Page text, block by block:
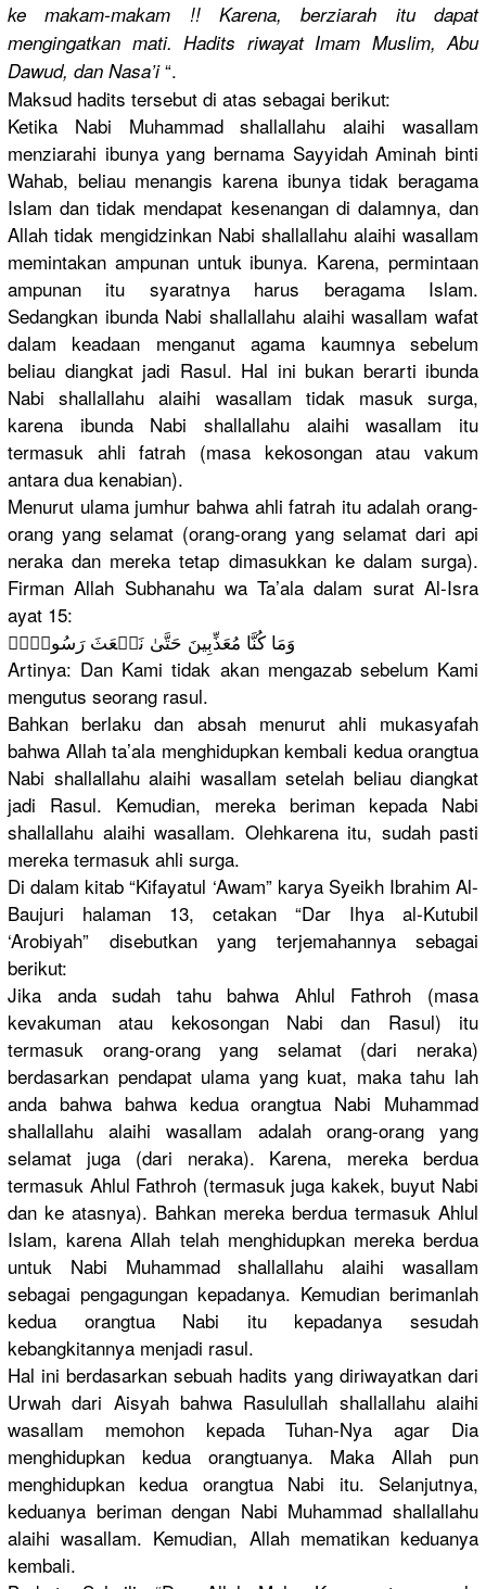
ke makam-makam !! Karena, berziarah itu dapat
mengingatkan mati. Hadits riwayat Imam Muslim, Abu
Dawud, dan Nasa’i“.
Maksud hadits tersebut di atas sebagai berikut:
Ketika Nabi Muhammad shallallahu alaihi wasallam
menziarahi ibunya yang bernama Sayyidah Aminah binti
Wahab, beliau menangis karena ibunya tidak beragama
Islam dan tidak mendapat kesenangandi dalamnya, dan
Allah tidak mengidzinkan Nabi shallallahu alaihi wasallam
memintakan ampunan untuk ibunya. Karena, permintaan
ampunan itu syaratnya harus beragama Islam.
Sedangkan ibunda Nabi shallallahu alaihi wasallam wafat
dalam keadaan menganut agama kaumnya sebelum
beliau diangkat jadi Rasul. Hal ini bukan berarti ibunda
Nabi shallallahu alaihi wasallam tidak masuk surga,
karena ibunda Nabi shallallahu alaihi wasallam itu
termasuk ahli fatrah (masa kekosonganatau vakum
antara dua kenabian).
Menurut ulama jumhur bahwa ahli fatrah itu adalah orang-
orang yang selamat (orang-orang yang selamat dari api
neraka dan mereka tetap dimasukkanke dalam surga).
Firman Allah Subhanahu wa Ta’ala dalam surat Al-Isra
ayat 15:
وَمَا كُنَّا مُعَذِّبِينَ حَتَّىٰ نَبۡعَثَ رَسُولاً۬
Artinya: Dan Kami tidak akan mengazab sebelum Kami
mengutus seorang rasul.
Bahkan berlaku dan absah menurut ahli mukasyafah
bahwa Allah ta’ala menghidupkan kembali kedua orangtua
Nabi shallallahu alaihi wasallam setelah beliau diangkat
jadi Rasul. Kemudian, mereka beriman kepada Nabi
shallallahu alaihi wasallam. Olehkarenaitu, sudah pasti
mereka termasuk ahli surga.
Di dalam kitab “Kifayatul ‘Awam” karya Syeikh Ibrahim Al-
Baujuri halaman 13, cetakan “Dar Ihya al-Kutubil
‘Arobiyah” disebutkanyang terjemahannya sebagai
berikut:
Jika anda sudah tahu bahwa Ahlul Fathroh (masa
kevakuman atau kekosonganNabi dan Rasul) itu
termasuk orang-orang yang selamat (dari neraka)
berdasarkan pendapat ulama yang kuat, maka tahu lah
anda bahwa bahwa kedua orangtua Nabi Muhammad
shallallahu alaihi wasallam adalah orang-orang yang
selamat juga (dari neraka). Karena, mereka berdua
termasuk Ahlul Fathroh (termasuk juga kakek, buyut Nabi
dan ke atasnya). Bahkan mereka berdua termasuk Ahlul
Islam, karena Allah telah menghidupkan mereka berdua
untuk Nabi Muhammad shallallahu alaihi wasallam
sebagai pengagungan kepadanya. Kemudian berimanlah
kedua orangtua Nabi itu kepadanya sesudah
kebangkitannya menjadi rasul.
Hal ini berdasarkan sebuah hadits yang diriwayatkan dari
Urwah dari Aisyah bahwa Rasulullah shallallahu alaihi
wasallam memohon kepada Tuhan-Nya agar Dia
menghidupkan kedua orangtuanya. Maka Allah pun
menghidupkan kedua orangtua Nabi itu. Selanjutnya,
keduanya beriman dengan Nabi Muhammad shallallahu
alaihi wasallam. Kemudian, Allah mematikan keduanya
kembali.